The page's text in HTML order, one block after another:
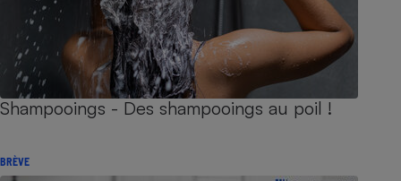
Shampooings - Des shampooings au poil !
BRÈVE